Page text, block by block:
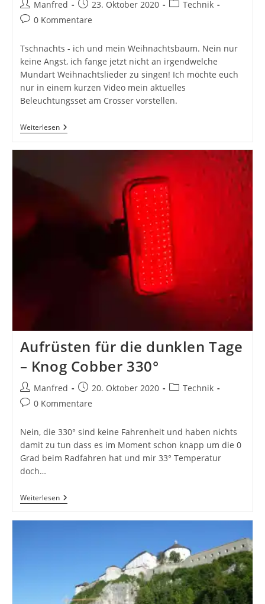
Beitrags-
Autor:
Manfred
Beitrag
veröffentlicht:
23. Oktober 2020
Beitrags-
Technik
Beitrags-
0 Kommentare
Tschnachts - ich und mein Weihnachtsbaum. Nein nur
keine Angst, ich fange jetzt nicht an irgendwelche
Mundart Weihnachtslieder zu singen! Ich möchte euch
nur in einem kurzen Video mein aktuelles
Beleuchtungsset am Crosser vorstellen.
WeiterlesenTschnachts
–
Weihnachtsbaum
Aufrüsten für die dunklen Tage
– Knog Cobber 330°
Beitrags-
Autor:
Manfred
Beitrag
veröffentlicht:
20. Oktober 2020
Beitrags-
Technik
Beitrags-
0 Kommentare
Nein, die 330° sind keine Fahrenheit und haben nichts
damit zu tun dass es im Moment schon knapp um die 0
Grad beim Radfahren hat und mir 33° Temperatur
doch…
WeiterlesenAufrüsten
Für